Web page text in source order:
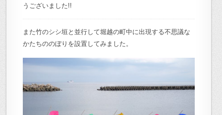
うございました!!
また竹のシシ垣と並行して堀越の町中に出現する不思議な
かたちののぼりを設置してみました。